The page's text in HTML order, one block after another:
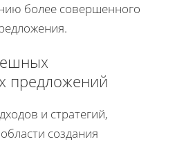
более совершенного
предложений
и стратегий,
создания